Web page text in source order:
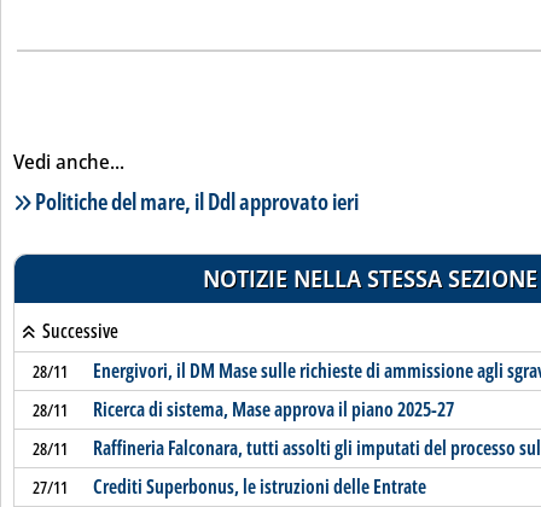
Vedi anche...
Lista notizie correlate
Politiche del mare, il Ddl approvato ieri
NOTIZIE NELLA STESSA SEZIONE
Successive
28/11 Energivori, il DM Mase sulle richieste di ammissione agli
28/11 Ricerca di sistema, Mase approva il piano 2025-27
28/11 Raffineria Falconara, tutti assolti gli imputati del processo
27/11 Crediti Superbonus, le istruzioni delle Entrate